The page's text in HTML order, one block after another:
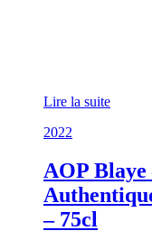
Lire la suite
2022
AOP Blaye
– 75cl